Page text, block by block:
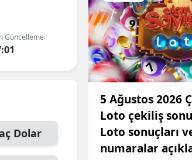
Güncelleme
Dolar
5 Ağustos 2026
Loto çekiliş
Loto sonuçları
numaralar